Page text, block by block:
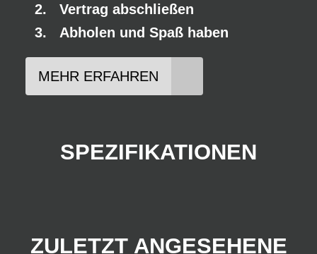
Vertrag abschließen
Abholen und Spaß haben
MEHR ERFAHREN
SPEZIFIKATIONEN
ZULETZT ANGESEHENE